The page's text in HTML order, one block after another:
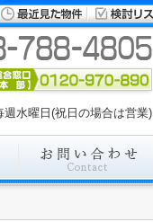
水曜日(祝日の場合は営業)